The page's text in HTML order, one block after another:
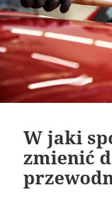
W jaki
zmienić